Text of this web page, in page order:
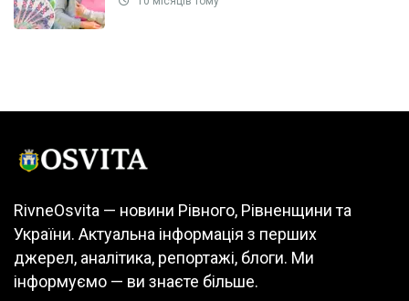
RivneOsvita — новини Рівного, Рівненщини та
України. Актуальна інформація з перших
джерел, аналітика, репортажі, блоги. Ми
інформуємо — ви знаєте більше.